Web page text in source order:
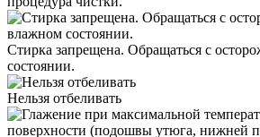
Стирка запрещена. Обращаться с
состоянии.
Нельзя отбеливать